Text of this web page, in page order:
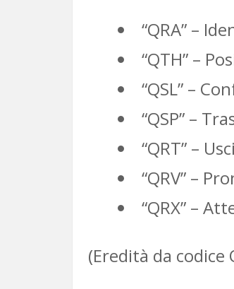
“QRA” –
“QTH” –
“QSL” –
“QSP” –
“QRT” –
“QRV” –
“QRX” –
(Eredità da codice